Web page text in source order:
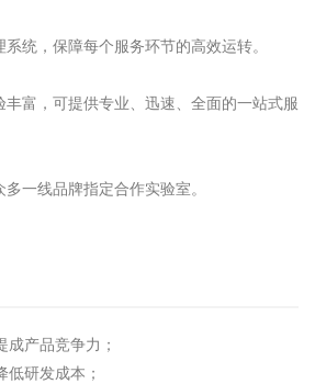
统，保障每个服务环节的高效运转。
富，可提供专业、迅速、全面的一站式服
一线品牌指定合作实验室。
产品竞争力；
研发成本；